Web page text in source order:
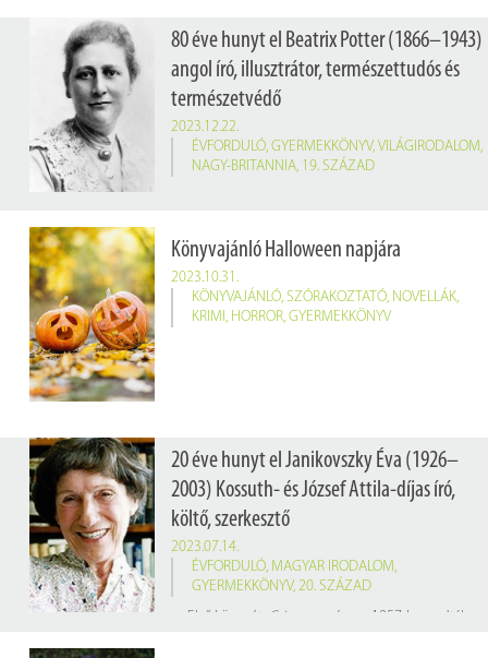
80 éve hunyt el Beatrix Potter (1866–1943)
angol író, illusztrátor, természettudós és
természetvédő
2023.12.22.
ÉVFORDULÓ, GYERMEKKÖNYV, VILÁGIRODALOM,
NAGY-BRITANNIA, 19. SZÁZAD
Könyvajánló Halloween napjára
2023.10.31.
KÖNYVAJÁNLÓ, SZÓRAKOZTATÓ, NOVELLÁK,
KRIMI, HORROR, GYERMEKKÖNYV
20 éve hunyt el Janikovszky Éva (1926–
2003) Kossuth- és József Attila-díjas író,
költő, szerkesztő
2023.07.14.
ÉVFORDULÓ, MAGYAR IRODALOM,
GYERMEKKÖNYV, 20. SZÁZAD
Első könyvét,
Csip-csup címen 1957-ben adták ki; ezt még eredeti nevén, Kispál Évaként jegyezte. 1960-ban,